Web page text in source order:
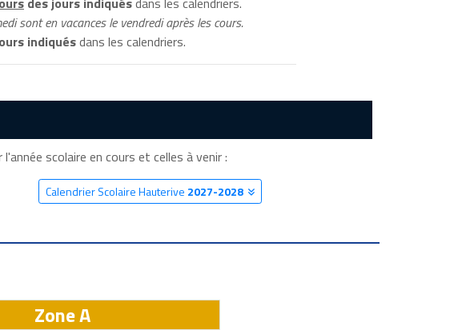
sont en vacances le vendredi après les cours.
indiquésdans les calendriers.
scolaire en cours et celles à venir :
Calendrier Scolaire Hauterive 2027-2028
Zone A